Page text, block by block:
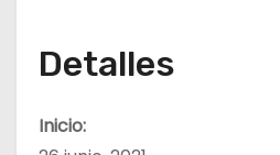
Detalles
Inicio: